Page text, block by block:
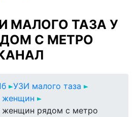
МАЛОГО ТАЗА У
С МЕТРО
УЗИ малого таза
женщин
женщин рядом с метро